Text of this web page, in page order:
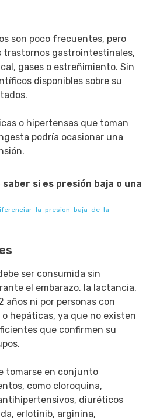
son poco frecuentes, pero
trastornos gastrointestinales,
gases o estreñimiento. Sin
disponibles sobre su
o hipertensas que toman
podría ocasionar una
saber si es presión baja o una
la-presion-baja-de-la-
ser consumida sin
el embarazo, la lactancia,
años ni por personas con
hepáticas, ya que no existen
que confirmen su
tomarse en conjunto
como cloroquina,
diuréticos
erlotinib, arginina,